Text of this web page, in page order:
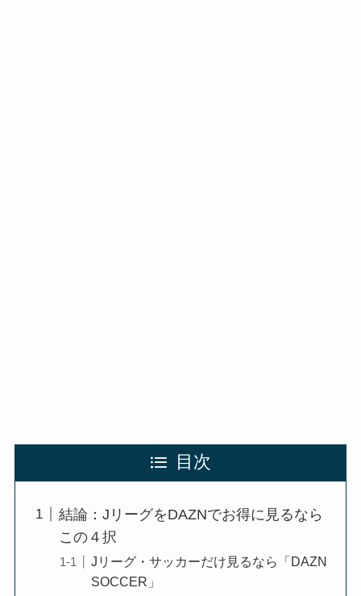
目次
結論：JリーグをDAZNでお得に見るなら
この４択
Jリーグ・サッカーだけ見るなら「DAZN
SOCCER」